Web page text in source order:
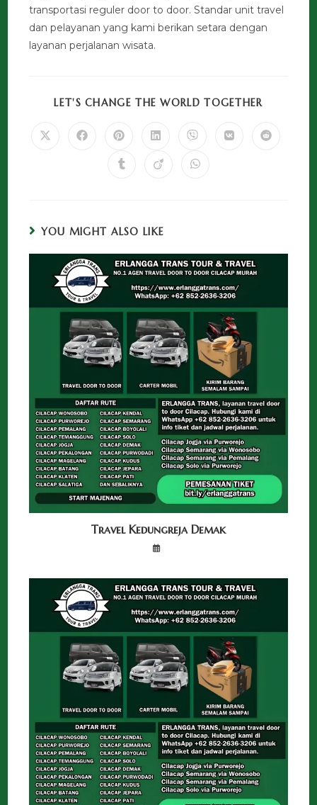
transportasi reguler door to door. Standar unit travel
dan pelayanan yang kami berikan setara dengan
layanan perjalanan wisata.
LET'S CHANGE THE WORLD TOGETHER
YOU MIGHT ALSO LIKE
Travel Kedungreja Demak